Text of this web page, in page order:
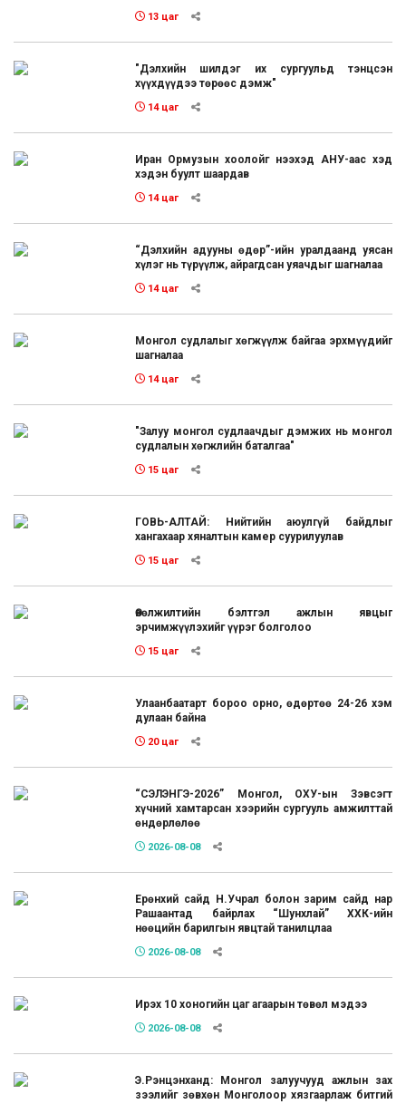
13 цаг
"Дэлхийн шилдэг их сургуульд тэнцсэн
хүүхдүүдээ төрөөс дэмж"
14 цаг
Иран Ормузын хоолойг нээхэд АНУ-аас хэд
хэдэн буулт шаардав
14 цаг
“Дэлхийн адууны өдөр”-ийн уралдаанд уясан
хүлэг нь түрүүлж, айрагдсан уяачдыг шагналаа
14 цаг
Монгол судлалыг хөгжүүлж байгаа эрхмүүдийг
шагналаа
14 цаг
"Залуу монгол судлаачдыг дэмжих нь монгол
судлалын хөгжлийн баталгаа"
15 цаг
ГОВЬ-АЛТАЙ: Нийтийн аюулгүй байдлыг
хангахаар хяналтын камер суурилуулав
15 цаг
Өвөлжилтийн бэлтгэл ажлын явцыг
эрчимжүүлэхийг үүрэг болголоо
15 цаг
Улаанбаатарт бороо орно, өдөртөө 24-26 хэм
дулаан байна
20 цаг
“СЭЛЭНГЭ-2026” Монгол, ОХУ-ын Зэвсэгт
хүчний хамтарсан хээрийн сургууль амжилттай
өндөрлөлөө
2026-08-08
Ерөнхий сайд Н.Учрал болон зарим сайд нар
Рашаантад байрлах “Шунхлай” ХХК-ийн
нөөцийн барилгын явцтай танилцлаа
2026-08-08
Ирэх 10 хоногийн цаг агаарын төвөл мэдээ
2026-08-08
Э.Рэнцэнханд: Монгол залуучууд ажлын зах
зээлийг зөвхөн Монголоор хязгаарлаж битгий